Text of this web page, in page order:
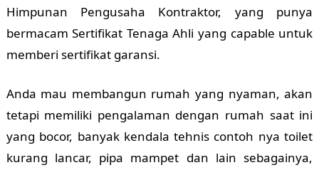
Himpunan Pengusaha Kontraktor, yang punya
bermacam Sertifikat Tenaga Ahli yang capable untuk
memberi sertifikat garansi.
Anda mau membangun rumah yang nyaman, akan
tetapi memiliki pengalaman dengan rumah saat ini
yang bocor, banyak kendala tehnis contoh nya toilet
kurang lancar, pipa mampet dan lain sebagainya,